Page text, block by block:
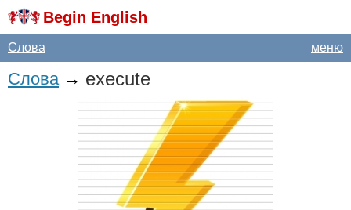
Begin English
меню
Слова
Слова→ execute